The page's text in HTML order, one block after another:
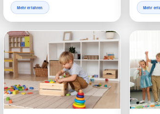
Mehr erfahren Mehr